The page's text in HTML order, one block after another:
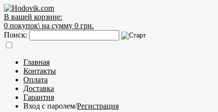
В вашей корзине:
0 покупок\ на сумму 0 грн.
Поиск:
Главная
Контакты
Оплата
Доставка
Гарантия
Вход с паролем/Регистрация